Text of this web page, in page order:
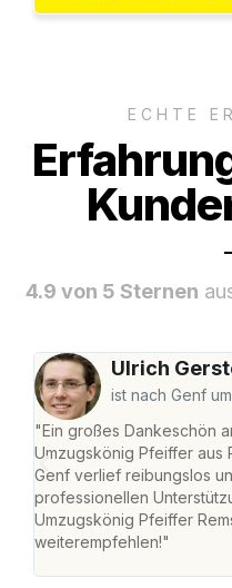
ECHTE
4.9 von 5 Sternen
Ulrich
ist nach Genf
"Ein großes Dankeschön
Umzugskönig Pfeiffer aus
Genf verlief reibungslos
professionellen
Umzugskönig Pfeiffer
weiterempfehlen!"